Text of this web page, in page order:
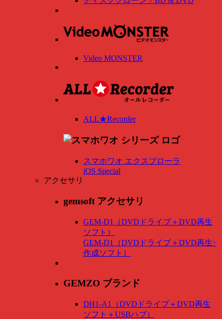
Video MONSTER
ALL★Recorder
スマホワオ エクスプローラ
iOS Special
アクセサリ
gemsoft アクセサリ
GEM-D1（DVDドライブ＋DVD再生
ソフト）
GEM-D1（DVDドライブ＋DVD再生･
作成ソフト）
GEMZO ブランド
DH1-A1（DVDドライブ＋DVD再生
ソフト＋USBハブ）